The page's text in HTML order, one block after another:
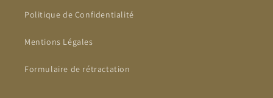
Politique de Confidentialité
Mentions Légales
Formulaire de rétractation